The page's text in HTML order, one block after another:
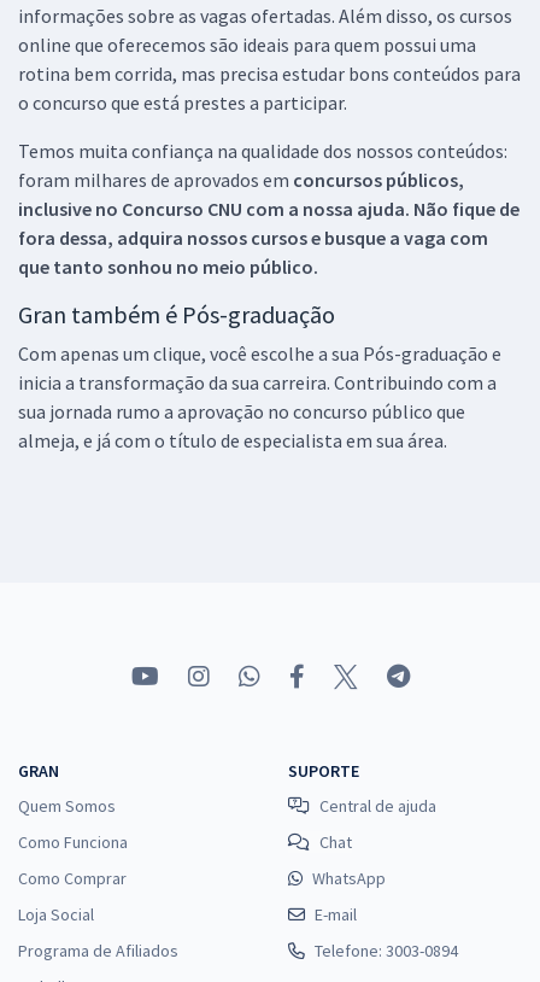
informações sobre as vagas ofertadas. Além disso, os cursos
online que oferecemos são ideais para quem possui uma
rotina bem corrida, mas precisa estudar bons conteúdos para
o concurso que está prestes a participar.
Temos muita confiança na qualidade dos nossos conteúdos:
foram milhares de aprovados em concursos públicos,
inclusive no Concurso CNU com a nossa ajuda. Não fique de
fora dessa, adquira nossos cursos e busque a vaga com
que tanto sonhou no meio público.
Gran também é Pós-graduação
Com apenas um clique, você escolhe a sua Pós-graduação e
inicia a transformação da sua carreira. Contribuindo com a
sua jornada rumo a aprovação no concurso público que
almeja, e já com o título de especialista em sua área.
GRAN
Quem Somos
Como Funciona
Como Comprar
Loja Social
Programa de Afiliados
SUPORTE
Central de ajuda
Chat
WhatsApp
E-mail
Telefone: 3003-0894